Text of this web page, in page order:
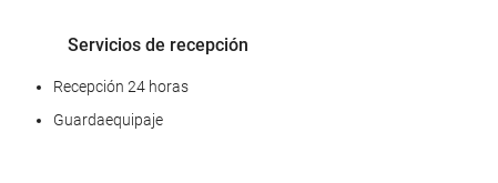
Servicios de recepción
Recepción 24 horas
Guardaequipaje